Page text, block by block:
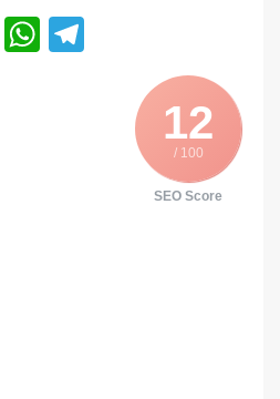
Pinterest
WhatsApp
12
/ 100
SEO Score